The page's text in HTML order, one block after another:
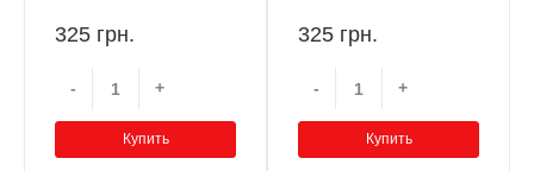
Person Shooters
PS4/PS5
325 грн.
- +
Купить
Duty: Vanguard
325 грн.
- +
Купить